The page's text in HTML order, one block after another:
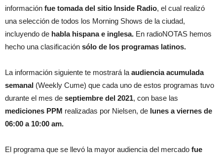
información fue tomada del sitio Inside Radio, el cual realizó
una selección de todos los Morning Shows de la ciudad,
incluyendo de habla hispana e inglesa. En radioNOTAS hemos
hecho una clasificación sólo de los programas latinos.
La información siguiente te mostrará la audiencia acumulada
semanal (Weekly Cume) que cada uno de estos programas tuvo
durante el mes de septiembre del 2021, con base las
mediciones PPM realizadas por Nielsen, de lunes a viernes de
06:00 a 10:00 am.
El programa que se llevó la mayor audiencia del mercado fue